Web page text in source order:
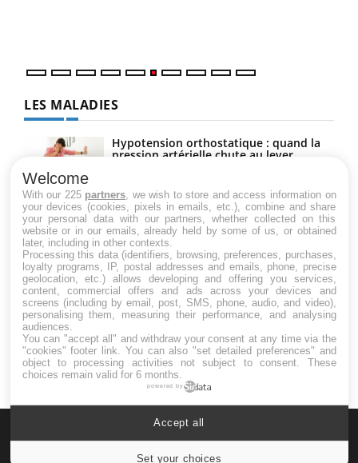
LES MALADIES
Hypotension orthostatique : quand la
pression artérielle chute au lever
Drépanocytose : une déformation des
globules rouges aux conséquences
graves
Maladie de Charcot (Sclérose latérale
amyotrophique)
Welcome
With our 225 partners , we wish to store and access information on
your devices (cookies, pixels in emails, etc.), combine and share
your personal data with our partners, whether collected on this
website or in our emails, already held by some of us, or obtained
later, including in other contexts.
Processing this data (identifiers, browsing, preferences, purchases,
loyalty programs, IP, postal addresses and emails, phone, precise
geolocation, etc.) allows developing and offering you services,
content, commercial offers and ads across your devices and
screens (including by email, post, SMS, phone, audio, and video),
personalising them, measuring their performance, and analysing
audiences.
You can "accept all" and withdraw your consent at any time via the
"cookies" footer link . You can also "set detailed preferences" and
object to processing activities not subject to consent. These
choices remain valid for 6 months.
powered by
Set your choices
Accept all